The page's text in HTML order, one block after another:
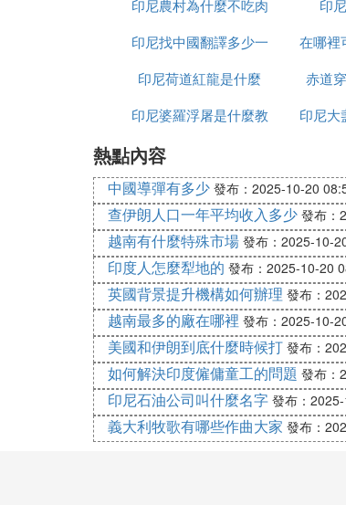
進口燕窩境外出口商或者代理商
b、進境檢驗檢疫許可證網頁鏈
⑤ 印度尼西亞燕窩進口到
進口流程
辦理海關進口手續流程圖及簡要說明
1、一般情況下的從國外進口到國
到港貨物－>外貿公司或者委託外
備註： 1、外貿公司是指經國家
2、所需通關單據：1）進口合同
證（根據海關商品編號上的規定）
2、從國外視同進口到保稅區
到港貨物－>保稅區企業自行辦理
備註： 1、海關備案是指進口商
2、海關備案所需提供的單據：1
交
印尼農村為什麼不吃肉 印
印尼找中國翻譯多少一
天
在哪裡
印尼荷道紅龍是什麼 赤道
印尼婆羅浮屠是什麼教
印尼大
熱點內容
中國導彈有多少 發布：2025-10-20
查伊朗人口一年平均收入多少 發布：
越南有什麼特殊市場 發布：2025-10-
印度人怎麼犁地的 發布：2025-10-20
英國背景提升機構如何辦理 發布：
越南最多的廠在哪裡 發布：2025-10-
美國和伊朗到底什麼時候打 發布：
如何解決印度僱傭童工的問題 發布：
印尼石油公司叫什麼名字 發布：
義大利牧歌有哪些作曲大家 發布：